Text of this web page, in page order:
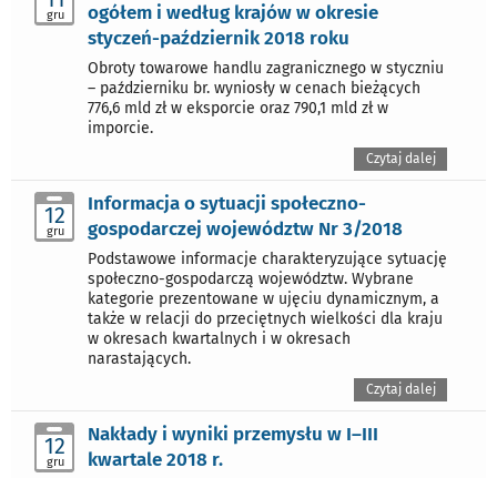
gru
ogółem i według krajów w okresie
styczeń-październik 2018 roku
Obroty towarowe handlu zagranicznego w styczniu
– październiku br. wyniosły w cenach bieżących
776,6 mld zł w eksporcie oraz 790,1 mld zł w
imporcie.
Czytaj dalej
12
gru
Informacja o sytuacji społeczno-
gospodarczej województw Nr 3/2018
Podstawowe informacje charakteryzujące sytuację
społeczno-gospodarczą województw. Wybrane
kategorie prezentowane w ujęciu dynamicznym, a
także w relacji do przeciętnych wielkości dla kraju
w okresach kwartalnych i w okresach
narastających.
Czytaj dalej
12
gru
Nakłady i wyniki przemysłu w I–III
kwartale 2018 r.